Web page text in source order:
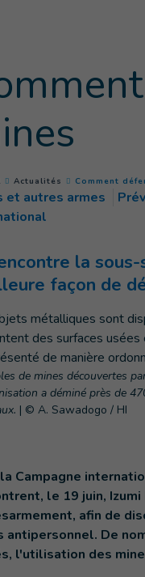
here :
Actualités Comment
et autres armes
la
façon de
de mines découvertes
a déminé près de
| © A. Sawadogo / HI
Campagne
le 19 juin,
afin de
antipersonnel. De
l'utilisation des